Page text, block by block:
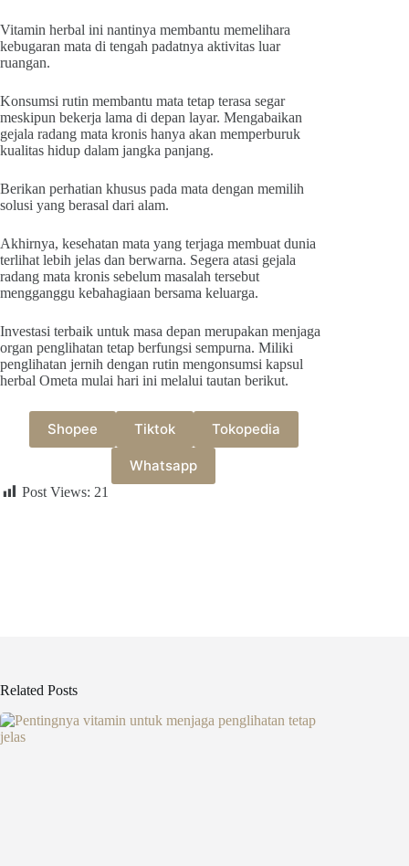
Vitamin herbal ini nantinya membantu memelihara
kebugaran mata di tengah padatnya aktivitas luar
ruangan.
Konsumsi rutin membantu mata tetap terasa segar
meskipun bekerja lama di depan layar. Mengabaikan
gejala radang mata kronis hanya akan memperburuk
kualitas hidup dalam jangka panjang.
Berikan perhatian khusus pada mata dengan memilih
solusi yang berasal dari alam.
Akhirnya, kesehatan mata yang terjaga membuat dunia
terlihat lebih jelas dan berwarna. Segera atasi gejala
radang mata kronis sebelum masalah tersebut
mengganggu kebahagiaan bersama keluarga.
Investasi terbaik untuk masa depan merupakan menjaga
organ penglihatan tetap berfungsi sempurna. Miliki
penglihatan jernih dengan rutin mengonsumsi kapsul
herbal Ometa mulai hari ini melalui tautan berikut.
Shopee Tiktok Tokopedia
Whatsapp
Post Views: 21
Related Posts